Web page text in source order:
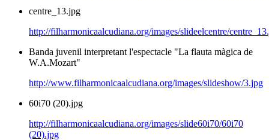
centre_13.jpg
http://filharmonicaalcudiana.org/images/slideelcentre/
Banda juvenil interpretant l'espectacle "La flauta màgica de
W.A.Mozart"
http://www.filharmonicaalcudiana.org/images/slideshow/3.jpg
60i70 (20).jpg
http://filharmonicaalcudiana.org/images/slide60i70/60i70
(20).jpg